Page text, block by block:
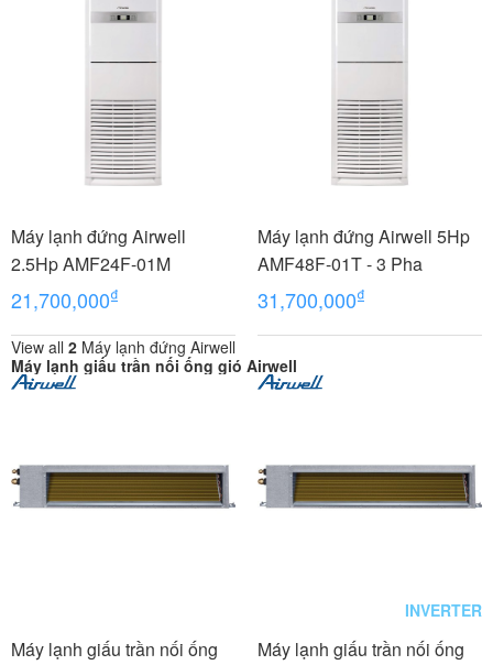
Máy lạnh đứng Airwell
2.5Hp AMF24F-01M
21,700,000₫
Máy lạnh đứng Airwell 5Hp
AMF48F-01T - 3 Pha
31,700,000₫
View all 2 Máy lạnh đứng Airwell
Máy lạnh giấu trần nối ống gió Airwell
Máy lạnh giấu trần nối ống
INVERTER
Máy lạnh giấu trần nối ống